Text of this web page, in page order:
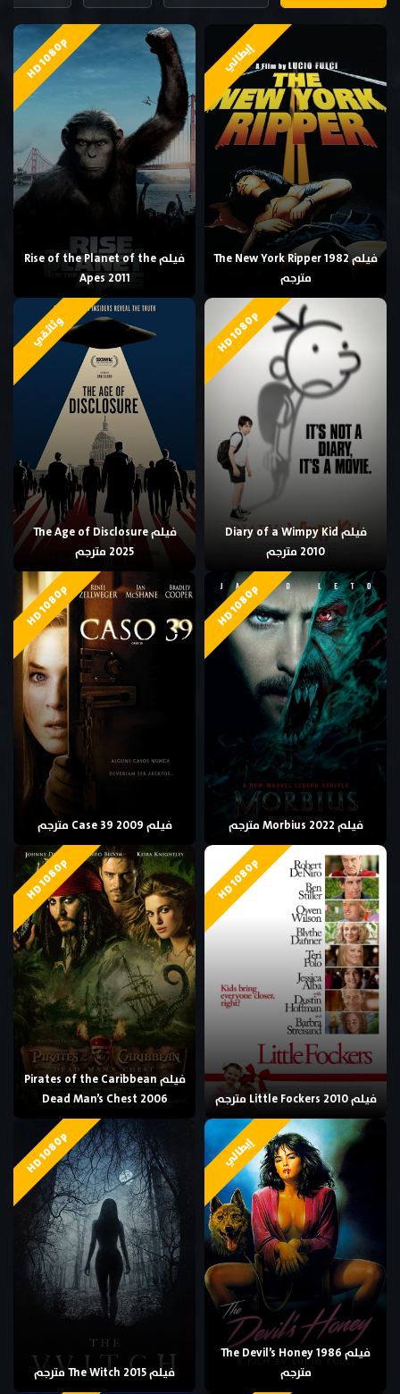
إيطالي
فيلم The New York Ripper 1982
مترجم
HD 1080p
فيلم Rise of the Planet of the
Apes 2011
HD 1080p
فيلم Diary of a Wimpy Kid
2010 مترجم
وثائقي
فيلم The Age of Disclosure
2025 مترجم
HD 1080p
فيلم Morbius 2022 مترجم
HD 1080p
فيلم Case 39 2009 مترجم
HD 1080p
فيلم Little Fockers 2010 مترجم
HD 1080p
فيلم Pirates of the Caribbean
Dead Man’s Chest 2006
إيطالي
فيلم The Devil’s Honey 1986
مترجم
HD 1080p
فيلم The Witch 2015 مترجم